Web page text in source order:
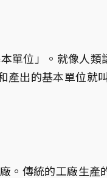
單位」。就像人類
產出的基本單位就
。傳統的工廠生